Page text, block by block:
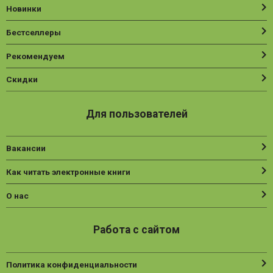
Нехудожественная литература
Общественные и гуманитарные науки
Политика
Психология
Спорт
Фантастика
Художественная литература
Новинки
Бестселлеры
Рекомендуем
Скидки
Для пользователей
Вакансии
Как читать электронные книги
О нас
Работа с сайтом
Политика конфиденциальности